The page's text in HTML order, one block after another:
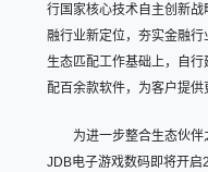
行国家核心技术自主创新
融行业新定位，夯实金融
生态匹配工作基础上，自
配百余款软件，为客户提供
为进一步整合生态伙伴
JDB电子游戏数码即将开启